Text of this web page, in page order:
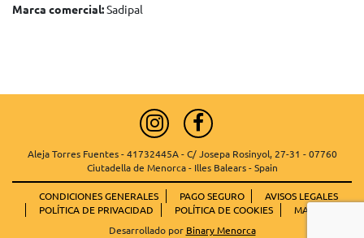
Marca comercial:Sadipal
Aleja Torres Fuentes - 41732445A - C/ Josepa Rosinyol, 27-31 - 07760
Ciutadella de Menorca - Illes Balears - Spain
CONDICIONES GENERALES PAGO SEGURO
AVISOS LEGALES
POLÍTICA DE PRIVACIDAD
POLÍTICA DE COOKIES
MAPA WEB
Desarrollado por Binary Menorca